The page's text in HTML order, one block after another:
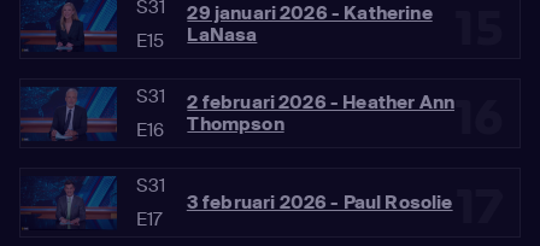
S31
E15
29 januari 2026 - Katherine
LaNasa
16
S31
E16
2 februari 2026 - Heather Ann
Thompson
S31
E17
3 februari 2026 - Paul Rosolie